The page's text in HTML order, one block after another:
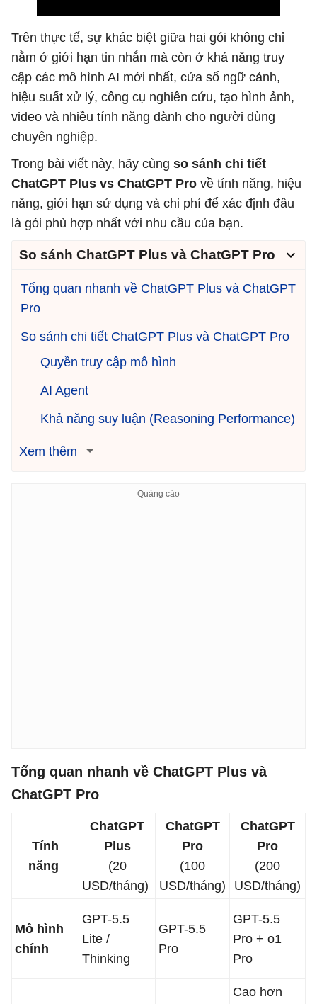
Trên thực tế, sự khác biệt giữa hai gói không chỉ
nằm ở giới hạn tin nhắn mà còn ở khả năng truy
cập các mô hình AI mới nhất, cửa sổ ngữ cảnh,
hiệu suất xử lý, công cụ nghiên cứu, tạo hình ảnh,
video và nhiều tính năng dành cho người dùng
chuyên nghiệp.
Trong bài viết này, hãy cùng so sánh chi tiết
ChatGPT Plus vs ChatGPT Pro về tính năng, hiệu
năng, giới hạn sử dụng và chi phí để xác định đâu
là gói phù hợp nhất với nhu cầu của bạn.
So sánh ChatGPT Plus và ChatGPT Pro
Tổng quan nhanh về ChatGPT Plus và ChatGPT
Pro
So sánh chi tiết ChatGPT Plus và ChatGPT Pro
Quyền truy cập mô hình
AI Agent
Khả năng suy luận (Reasoning Performance)
Xem thêm
Tổng quan nhanh về ChatGPT Plus và
ChatGPT Pro
Tính
năng
ChatGPT
Plus
(20
USD/tháng)
ChatGPT
Pro
(100
USD/tháng)
ChatGPT
Pro
(200
USD/tháng)
Mô hình
chính
GPT-5.5
Lite /
Thinking
GPT-5.5
Pro
GPT-5.5
Pro + o1
Pro
Cao hơn